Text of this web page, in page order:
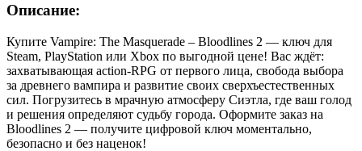
Описание:
Купите Vampire: The Masquerade – Bloodlines 2 — ключ для
Steam, PlayStation или Xbox по выгодной цене! Вас ждёт:
захватывающая action-RPG от первого лица, свобода выбора
за древнего вампира и развитие своих сверхъестественных
сил. Погрузитесь в мрачную атмосферу Сиэтла, где ваш голод
и решения определяют судьбу города. Оформите заказ на
Bloodlines 2 — получите цифровой ключ моментально,
безопасно и без наценок!